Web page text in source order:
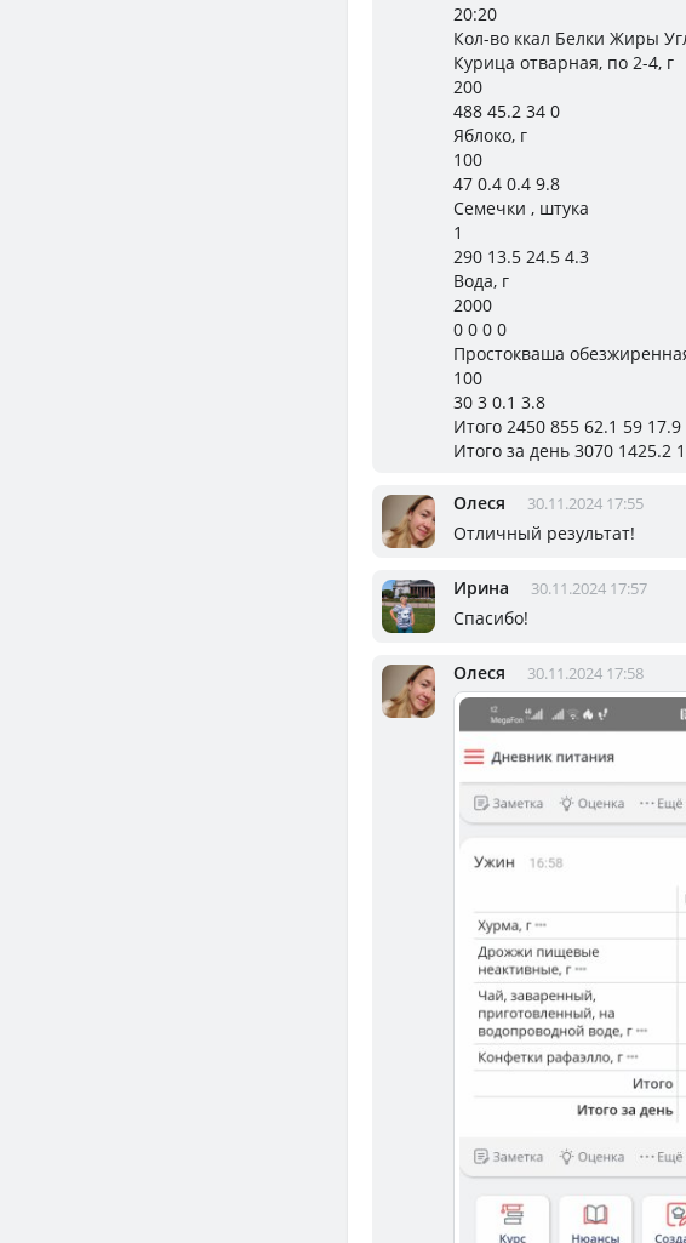
20:20
Кол-во ккал Белки Жиры
Курица отварная, по 2-4, г
200
488 45.2 34 0
Яблоко, г
100
47 0.4 0.4 9.8
Семечки , штука
1
290 13.5 24.5 4.3
Вода, г
2000
0 0 0 0
Простокваша
100
30 3 0.1 3.8
Итого 2450 855 62.1 59 17.9
Итого за день 3070 1425.2
Олеся 30.11.2024 17:55
Отличный результат!
Ирина 30.11.2024 17:57
Спасибо!
Олеся 30.11.2024 17:58